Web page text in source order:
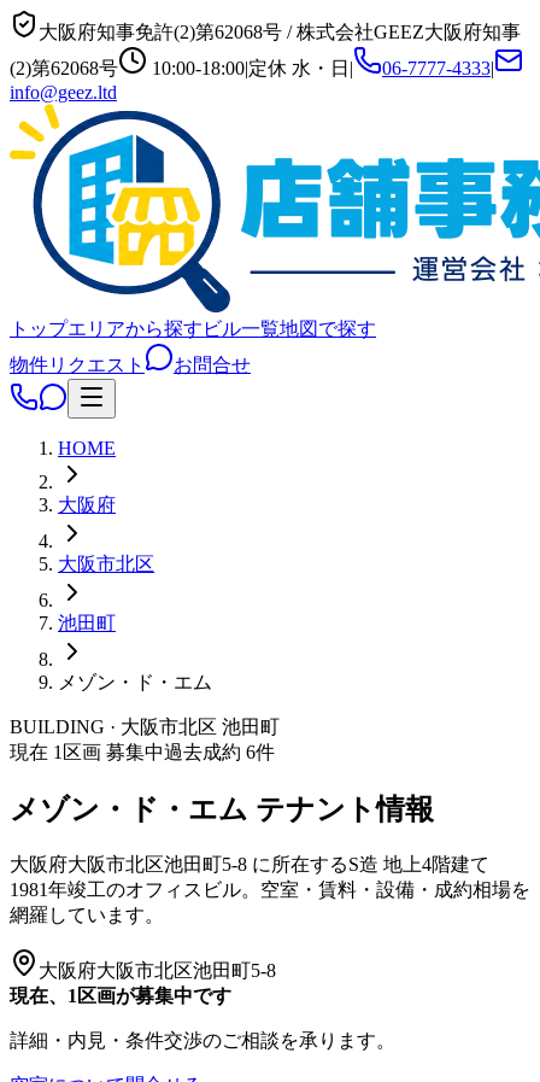
大阪府知事免許(2)第62068号 /株式会社GEEZ大阪府知事
(2)第62068号
10:00-18:00|定休 水・日 | 06-7777-4333|
info@geez.ltd
トップエリアから探す ビル一覧地図で探す
物件リクエスト
お問合せ
HOME
大阪府
大阪市北区
池田町
メゾン・ド・エム
BUILDING · 大阪市北区 池田町
現在 1 区画 募集中過去成約 6件
メゾン・ド・エム テナント情報
大阪府大阪市北区池田町5-8 に所在するS造 地上4階建て
1981年竣工のオフィスビル。空室・賃料・設備・成約相場を
網羅しています。
大阪府大阪市北区池田町5-8
現在、1区画が募集中です
詳細・内見・条件交渉のご相談を承ります。